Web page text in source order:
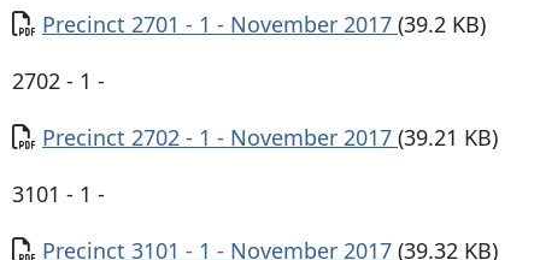
Documento
Precinct 2701 - 1 - November 2017 (39.2 KB)
2702 - 1 -
Documento
Precinct 2702 - 1 - November 2017 (39.21 KB)
3101 - 1 -
Documento
Precinct 3101 - 1 - November 2017 (39.32 KB)